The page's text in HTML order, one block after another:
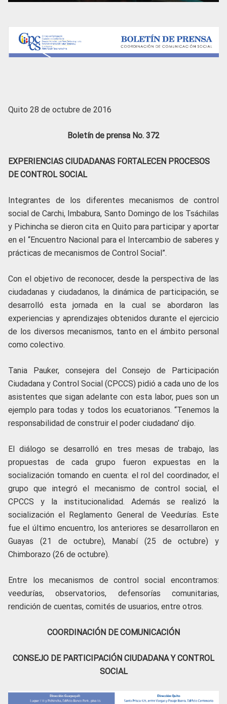
Quito 28 de octubre de 2016
Boletín de prensa No. 372
EXPERIENCIAS CIUDADANAS FORTALECEN PROCESOS
DE CONTROL SOCIAL
Integrantes de los diferentes mecanismos de control
social de Carchi, Imbabura, Santo Domingo de los Tsáchilas
y Pichincha se dieron cita en Quito para participar y aportar
en el “Encuentro Nacional para el Intercambio de saberes y
prácticas de mecanismos de Control Social”.
Con el objetivo de reconocer, desde la perspectiva de las
ciudadanas y ciudadanos, la dinámica de participación, se
desarrolló esta jornada en la cual se abordaron las
experiencias y aprendizajes obtenidos durante el ejercicio
de los diversos mecanismos, tanto en el ámbito personal
como colectivo.
Tania Pauker, consejera del Consejo de Participación
Ciudadana y Control Social (CPCCS) pidió a cada uno de los
asistentes que sigan adelante con esta labor, pues son un
ejemplo para todas y todos los ecuatorianos. “Tenemos la
responsabilidad de construir el poder ciudadano’ dijo.
El diálogo se desarrolló en tres mesas de trabajo, las
propuestas de cada grupo fueron expuestas en la
socialización tomando en cuenta: el rol del coordinador, el
grupo que integró el mecanismo de control social, el
CPCCS y la institucionalidad. Además se realizó la
socialización el Reglamento General de Veedurías. Este
fue el último encuentro, los anteriores se desarrollaron en
Guayas (21 de octubre), Manabí (25 de octubre) y
Chimborazo (26 de octubre).
Entre los mecanismos de control social encontramos:
veedurías, observatorios, defensorías comunitarias,
rendición de cuentas, comités de usuarios, entre otros.
COORDINACIÓN DE COMUNICACIÓN
CONSEJO DE PARTICIPACIÓN CIUDADANA Y CONTROL
SOCIAL